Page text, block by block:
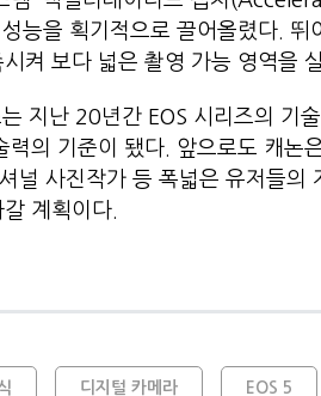
능을 획기적으로 끌어올렸다.
켜 보다 넓은 촬영 가능 영역을
지난 20년간 EOS 시리즈의 기
력의 기준이 됐다. 앞으로도 캐논
널 사진작가 등 폭넓은 유저들의
계획이다.
디지털 카메라 EOS 5